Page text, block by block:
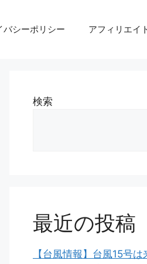
バシーポリシー アフィリエイ
検索
最近の投稿
【台風情報】台風15号は